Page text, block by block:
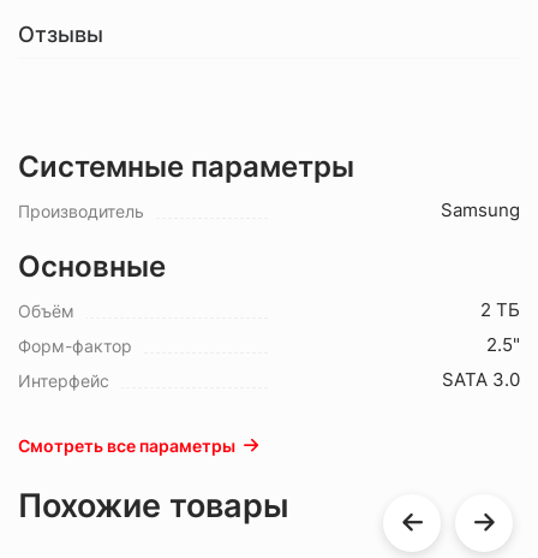
Отзывы
Системные параметры
Производитель Samsung
Основные
Объём 2 ТБ
Форм-фактор 2.5"
Интерфейс SATA 3.0
Смотреть все параметры
Похожие товары